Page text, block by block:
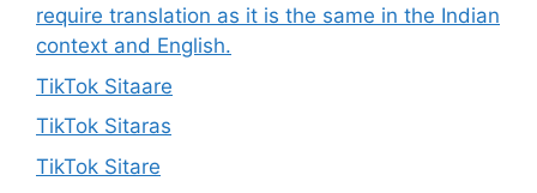
require translation as it is the same in the Indian
context and English.
TikTok Sitaare
TikTok Sitaras
TikTok Sitare